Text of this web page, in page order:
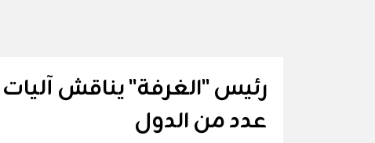
رئيس "الغرفة" يناقش آليات
عدد من الدول